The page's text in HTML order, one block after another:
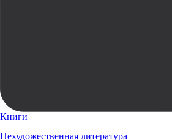
Книги
Нехудожественная литература